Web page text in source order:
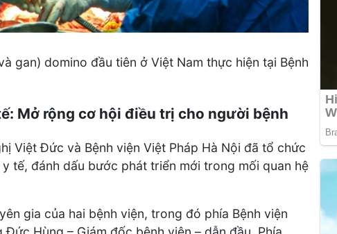
gan) domino đầu tiên ở Việt Nam thực hiện tại Bệnh
Mở rộng cơ hội điều trị cho người bệnh
Việt Đức và Bệnh viện Việt Pháp Hà Nội đã tổ chức
tế, đánh dấu bước phát triển mới trong mối quan hệ
gia của hai bệnh viện, trong đó phía Bệnh viện